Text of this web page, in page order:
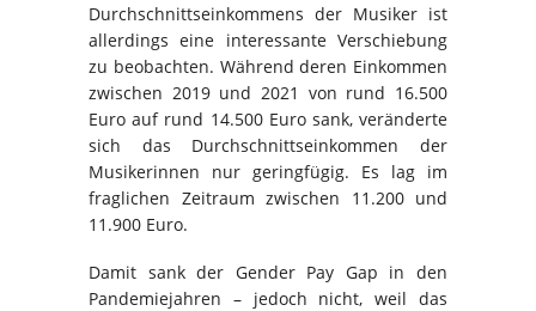
Durchschnittseinkommens der Musiker ist
allerdings eine interessante Verschiebung
zu beobachten. Während deren Einkommen
zwischen 2019 und 2021 von rund 16.500
Euro auf rund 14.500 Euro sank, veränderte
sich das Durchschnittseinkommen der
Musikerinnen nur geringfügig. Es lag im
fraglichen Zeitraum zwischen 11.200 und
11.900 Euro.
Damit sank der Gender Pay Gap in den
Pandemiejahren – jedoch nicht, weil das